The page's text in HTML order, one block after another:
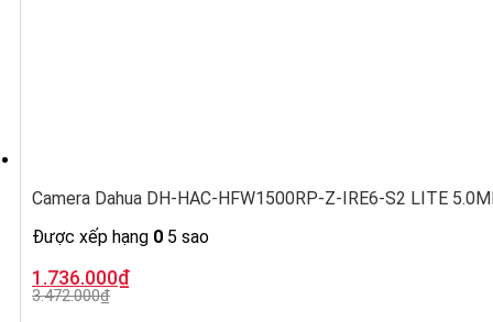
Camera Dahua DH-HAC-HFW1500RP-Z-IRE6-S2 LITE
Được xếp hạng 0 5 sao
3.472.000₫
Giá
gốc
là:
1.736.000₫
Giá
hiện
tại